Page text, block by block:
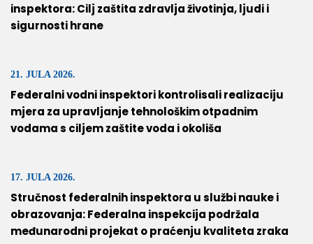
inspektora: Cilj zaštita zdravlja životinja, ljudi i
sigurnosti hrane
21. JULA 2026.
Federalni vodni inspektori kontrolisali realizaciju
mjera za upravljanje tehnološkim otpadnim
vodama s ciljem zaštite voda i okoliša
17. JULA 2026.
Stručnost federalnih inspektora u službi nauke i
obrazovanja: Federalna inspekcija podržala
međunarodni projekat o praćenju kvaliteta zraka